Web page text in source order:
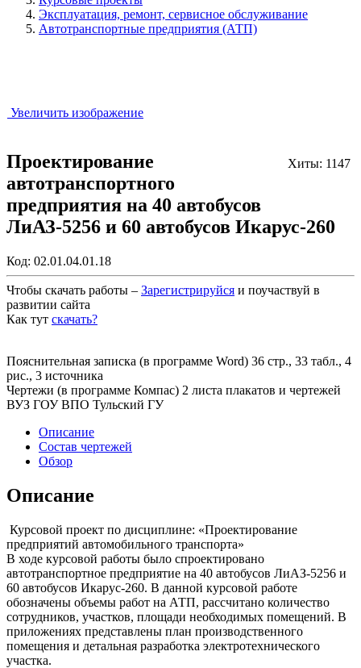
Эксплуатация, ремонт, сервисное обслуживание
Автотранспортные предприятия (АТП)
Увеличить изображение
Хиты: 1147
Проектирование
автотранспортного
предприятия на 40 автобусов
ЛиАЗ-5256 и 60 автобусов Икарус-260
Код: 02.01.04.01.18
Чтобы скачать работы – Зарегистрируйся и поучаствуй в
развитии сайта
Как тут скачать?
Пояснительная записка (в программе Word) 36 стр., 33 табл., 4
рис., 3 источника
Чертежи (в программе Компас) 2 листа плакатов и чертежей
ВУЗ ГОУ ВПО Тульский ГУ
Описание
Состав чертежей
Обзор
Описание
Курсовой проект по дисциплине: «Проектирование
предприятий автомобильного транспорта»
В ходе курсовой работы было спроектировано
автотранспортное предприятие на 40 автобусов ЛиАЗ-5256 и
60 автобусов Икарус-260. В данной курсовой работе
обозначены объемы работ на АТП, рассчитано количество
сотрудников, участков, площади необходимых помещений. В
приложениях представлены план производственного
помещения и детальная разработка электротехнического
участка.